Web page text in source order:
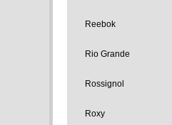
Reebok
Rio Grande
Rossignol
Roxy